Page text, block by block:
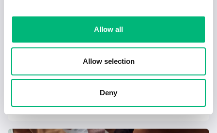
Allow all
Allow selection
Deny
det